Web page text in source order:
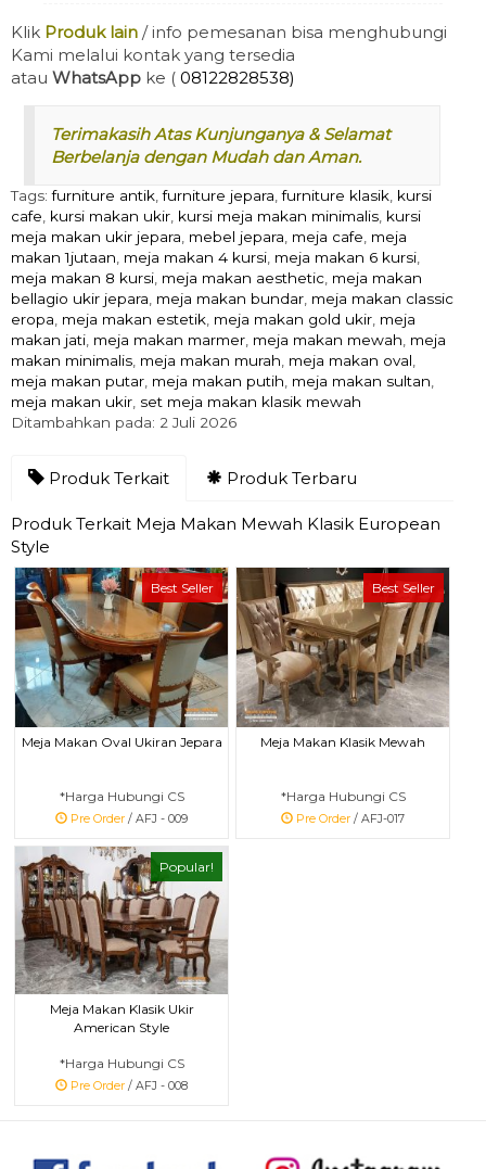
Klik Produk lain / info pemesanan bisa menghubungi
Kami melalui kontak yang tersedia
atau WhatsApp ke ( 08122828538)
Terimakasih Atas Kunjunganya & Selamat
Berbelanja dengan Mudah dan Aman.
Tags:furniture antik ,furniture jepara ,furniture klasik kursi
cafe kursi makan ukir kursi meja makan minimalis kursi
meja makan ukir jepara mebel jepara meja cafe meja
makan 1jutaan meja makan 4 kursi meja makan 6 kursi
meja makan 8 kursi meja makan aesthetic meja makan
bellagio ukir jepara meja makan bundar meja makan classic
eropa meja makan estetik meja makan gold ukir meja
makan jati meja makan marmer meja makan mewah meja
makan minimalis meja makan murah meja makan oval
meja makan putar meja makan putih meja makan sultan
meja makan ukir set meja makan klasik mewah
Ditambahkan pada: 2 Juli 2026
Produk Terkait Produk Terbaru
Produk Terkait Meja Makan Mewah Klasik European
Style
Best Seller
Meja Makan Oval Ukiran Jepara
*Harga Hubungi CS
Pre Order / AFJ - 009
Best Seller
Meja Makan Klasik Mewah
*Harga Hubungi CS
Pre Order / AFJ-017
Popular!
Meja Makan Klasik Ukir
American Style
*Harga Hubungi CS
Pre Order / AFJ - 008